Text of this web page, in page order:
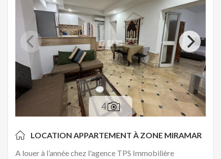
4
LOCATION APPARTEMENT À ZONE MIRAMAR
A louer à l’année chez l'agence TPS Immobilière